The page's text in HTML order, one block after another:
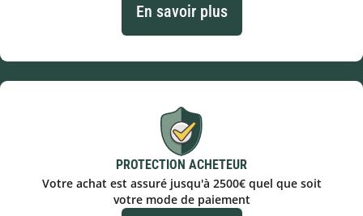
En savoir plus
PROTECTION ACHETEUR
Votre achat est assuré jusqu'à 2500€ quel que soit
votre mode de paiement